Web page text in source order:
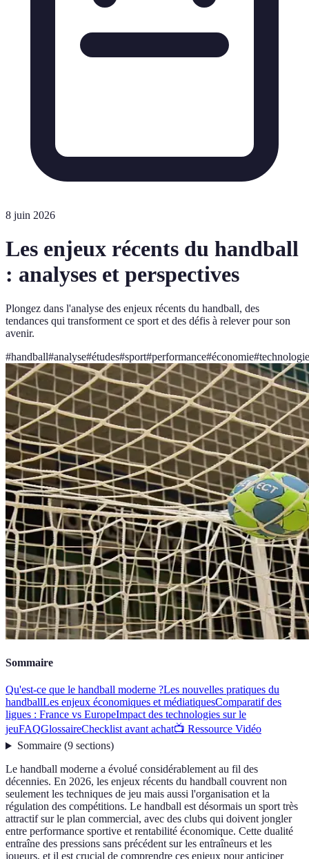
8 juin 2026
Les enjeux récents du handball
: analyses et perspectives
Plongez dans l'analyse des enjeux récents du handball, des
tendances qui transforment ce sport et des défis à relever pour son
avenir.
#handball#analyse#études#sport#performance#économie#technologie
Sommaire
Qu'est-ce que le handball moderne ?Les nouvelles pratiques du
handballLes enjeux économiques et médiatiquesComparatif des
ligues : France vs EuropeImpact des technologies sur le
jeuFAQGlossaireChecklist avant achat📺 Ressource Vidéo
Sommaire(9 sections)
Le handball moderne a évolué considérablement au fil des
décennies. En 2026, les enjeux récents du handball couvrent non
seulement les techniques de jeu mais aussi l'organisation et la
régulation des compétitions. Le handball est désormais un sport très
attractif sur le plan commercial, avec des clubs qui doivent jongler
entre performance sportive et rentabilité économique. Cette dualité
entraîne des pressions sans précédent sur les entraîneurs et les
joueurs, et il est crucial de comprendre ces enjeux pour anticiper